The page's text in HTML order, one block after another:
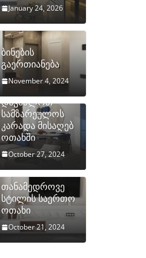
January 24, 2026
ბინების
გაერთიანება
November 4, 2024
როგორ
დავმალოთ
სამზარეულოს
კარადა მისაღებ
ოთახში
October 27, 2024
თანამედროვე
სტილის საერთო
ოთახი
October 21, 2024